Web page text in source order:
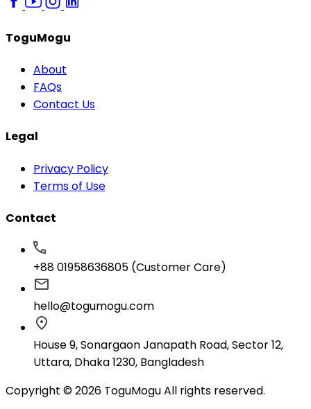
ToguMogu
About
FAQs
Contact Us
Legal
Privacy Policy
Terms of Use
Contact
+88 01958636805 (Customer Care)
hello@togumogu.com
House 9, Sonargaon Janapath Road, Sector 12,
Uttara, Dhaka 1230, Bangladesh
Copyright © 2026 ToguMogu All rights reserved.